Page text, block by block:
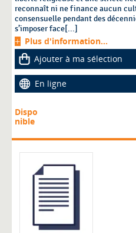
reconnaît ni ne finance aucun
consensuelle pendant des
s’imposer face[...]
Plus d'information...
Ajouter à ma sélection
En ligne
Dispo
nible